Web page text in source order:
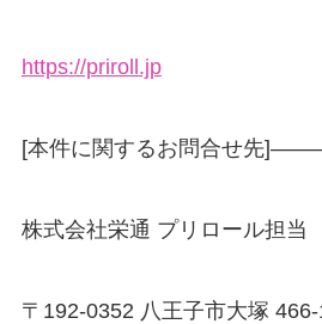
https://priroll.jp
[本件に関するお問合せ先
株式会社栄通 プリロール担当
〒192-0352 八王子市大塚 466-